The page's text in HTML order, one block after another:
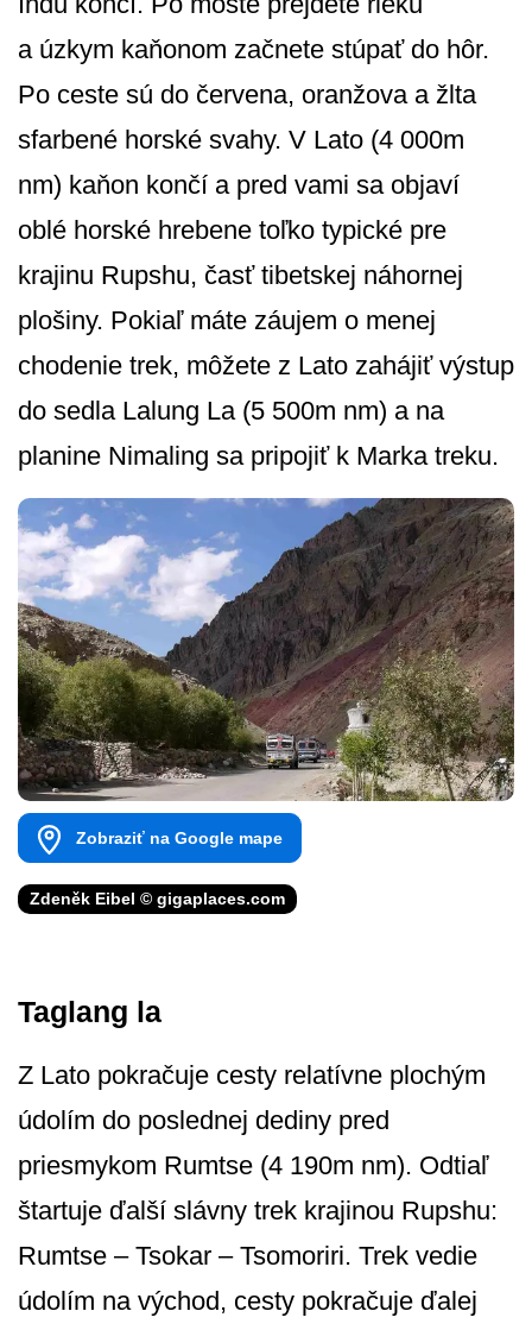
a úzkym kaňonom začnete stúpať do hôr.
Po ceste sú do červena, oranžova a žlta
sfarbené horské svahy. V Lato (4 000m
nm) kaňon končí a pred vami sa objaví
oblé horské hrebene toľko typické pre
krajinu Rupshu, časť tibetskej náhornej
plošiny. Pokiaľ máte záujem o menej
chodenie trek, môžete z Lato zahájiť výstup
do sedla Lalung La (5 500m nm) a na
planine Nimaling sa pripojiť k Marka treku.
Zobraziť na Google mape
Zdeněk Eibel © gigaplaces.com
Taglang la
Z Lato pokračuje cesty relatívne plochým
údolím do poslednej dediny pred
priesmykom Rumtse (4 190m nm). Odtiaľ
štartuje ďalší slávny trek krajinou Rupshu:
Rumtse – Tsokar – Tsomoriri. Trek vedie
údolím na východ, cesty pokračuje ďalej